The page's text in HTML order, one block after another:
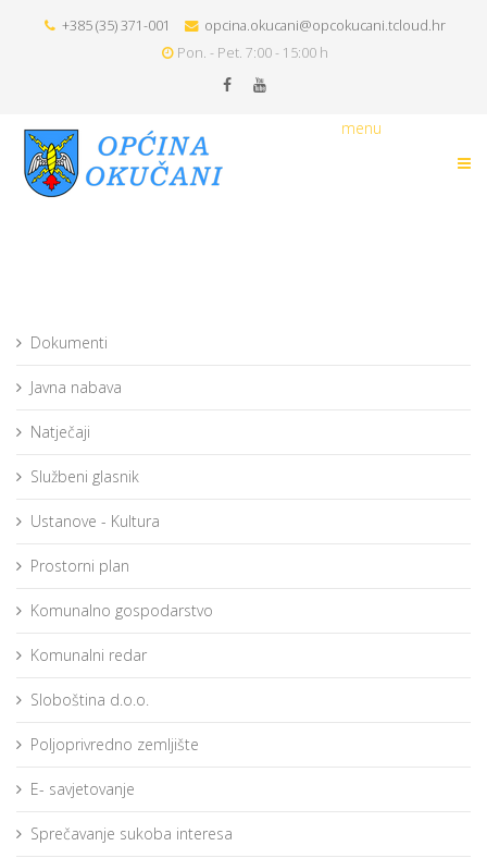
+385 (35) 371-001
opcina.okucani@opcokucani.tcloud.hr
Pon. - Pet. 7:00 - 15:00 h
menu
Dokumenti
Javna nabava
Natječaji
Službeni glasnik
Ustanove - Kultura
Prostorni plan
Komunalno gospodarstvo
Komunalni redar
Sloboština d.o.o.
Poljoprivredno zemljište
E- savjetovanje
Sprečavanje sukoba interesa